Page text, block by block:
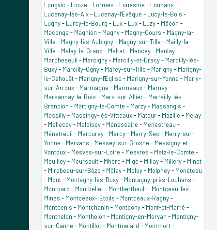
Longvic - Looze - Lormes - Louesme - Louhans -
Lucenay-lès-Aix- Lucenay-l'Évêque - Lucy-le-Bois -
Lugny- Lurcy-le-Bourg - Lux- Lux- Luzy- Mâcon -
Maconge - Magnien - Magny- Magny-Cours - Magny-la-
Ville - Magny-lès-Aubigny- Magny-sur-Tille - Mailly-la-
Ville - Malay-le-Grand - Maltat- Mancey- Manlay-
Marcheseuil - Marcigny- Marcilly-et-Dracy- Marcilly-lès-
Buxy- Marcilly-Ogny- Marey-sur-Tille - Marigny- Marigny-
le-Cahouët- Marigny-l'Église - Marigny-sur-Yonne - Marly-
sur-Arroux- Marmagne - Marmeaux- Marnay-
Marsannay-le-Bois - Mars-sur-Allier- Martailly-lès-
Brancion - Martigny-le-Comte - Marzy- Massangis -
Massilly- Massingy-lès-Vitteaux- Matour- Mazille - Melay
- Mellecey- Meloisey- Ménessaire - Menestreau -
Ménetreuil - Mercurey- Mercy- Merry-Sec - Merry-sur-
Yonne - Mervans - Messey-sur-Grosne - Messigny-et-
Vantoux- Mesves-sur-Loire - Mesvres - Metz-le-Comte -
Meuilley- Meursault- Mhère - Migé - Millay- Millery- Minot
- Mirebeau-sur-Bèze - Môlay- Moloy- Molphey- Monéteau
- Mont- Montagny-lès-Buxy- Montagny-près-Louhans -
Montbard - Montbellet- Montberthault- Montceau-les-
Mines - Montceaux-l'Étoile - Montceaux-Ragny-
Montcenis - Montchanin - Montcony- Mont-et-Marré -
Monthelon - Montholon - Montigny-en-Morvan - Montigny-
sur-Canne - Montillot- Montmelard - Montmort-